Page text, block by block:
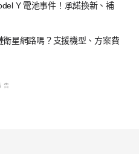
Y 電池事件！承諾換新、補
衛星網路嗎？支援機型、方案費
告